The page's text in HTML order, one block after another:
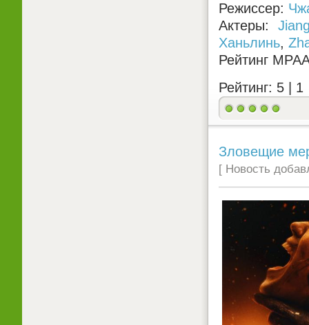
Режиссер:
Актеры:
Ханьлинь,
Рейтинг
Рейтинг: 5 | 1
Зловещие
[ Новость